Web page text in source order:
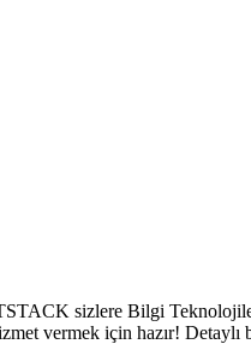
sizlere Bilgi
vermek için hazır! Detaylı